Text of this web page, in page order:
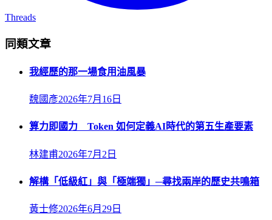
Threads
同類文章
我經歷的那一場食用油風暴
魏國彥2026年7月16日
算力即國力 Token 如何定義AI時代的第五生產要素
林建甫2026年7月2日
解構「低級紅」與「極端獨」─尋找兩岸的歷史共鳴箱
黃士修2026年6月29日